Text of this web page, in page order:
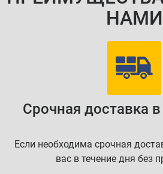
НАМИ
Срочная доставка
Если необходима срочная
вас в течение дня без